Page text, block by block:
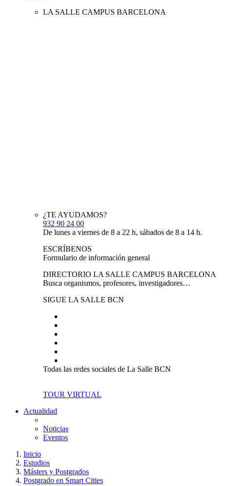
LA SALLE CAMPUS BARCELONA
¿TE AYUDAMOS?
932 90 24 00
De lunes a viernes de 8 a 22 h, sábados de 8 a 14 h.
ESCRÍBENOS
Formulario de información general
DIRECTORIO LA SALLE CAMPUS BARCELONA
Busca organismos, profesores, investigadores…
SIGUE LA SALLE BCN
Todas las redes sociales de La Salle BCN
TOUR VIRTUAL
Actualidad
Noticias
Eventos
Inicio
Estudios
Másters y Postgrados
Postgrado en Smart Cities